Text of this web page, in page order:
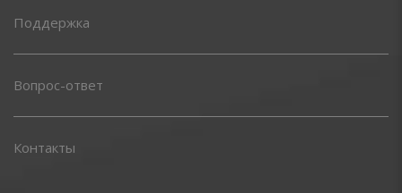
Поддержка
Вопрос-ответ
Контакты